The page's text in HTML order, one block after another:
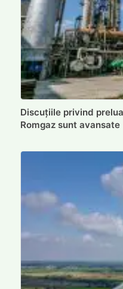
Discuțiile privind
Romgaz sunt avansate